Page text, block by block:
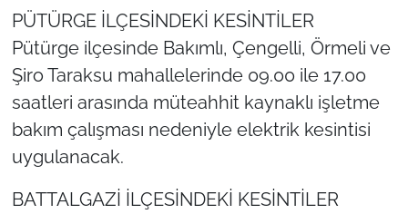
PÜTÜRGE İLÇESİNDEKİ KESİNTİLER
Pütürge ilçesinde Bakımlı, Çengelli, Örmeli ve
Şiro Taraksu mahallelerinde 09.00 ile 17.00
saatleri arasında müteahhit kaynaklı işletme
bakım çalışması nedeniyle elektrik kesintisi
uygulanacak.
BATTALGAZİ İLÇESİNDEKİ KESİNTİLER